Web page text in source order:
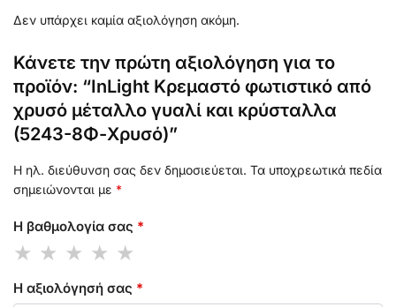
Δεν υπάρχει καμία αξιολόγηση ακόμη.
Κάνετε την πρώτη αξιολόγηση για το
προϊόν: “InLight Κρεμαστό φωτιστικό από
χρυσό μέταλλο γυαλί και κρύσταλλα
(5243-8Φ-Χρυσό)”
Η ηλ. διεύθυνση σας δεν δημοσιεύεται. Τα υποχρεωτικά πεδία
σημειώνονται με *
Η βαθμολογία σας *
Η αξιολόγησή σας *